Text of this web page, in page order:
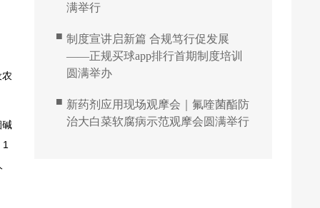
碱
满举行
■ 制度宣讲启新篇 合规笃行促发展
——正规买球app排行首期制度培训
圆满举办
■ 新药剂应用现场观摩会｜氟喹菌酯防
治大白菜软腐病示范观摩会圆满举行